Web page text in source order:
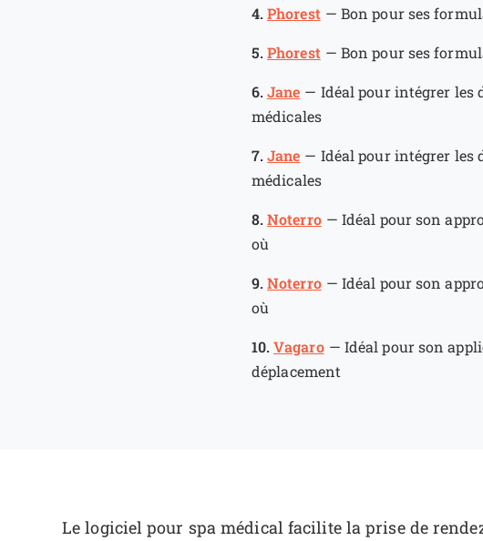
4.Phorest — Bon pour ses
5.Phorest — Bon pour ses
6.Jane — Idéal pour intégrer les
médicales
7.Jane — Idéal pour intégrer les
médicales
8.Noterro — Idéal pour son
où
9.Noterro — Idéal pour son
où
10.Vagaro — Idéal pour son
déplacement
Le logiciel pour spa médical facilite la prise de